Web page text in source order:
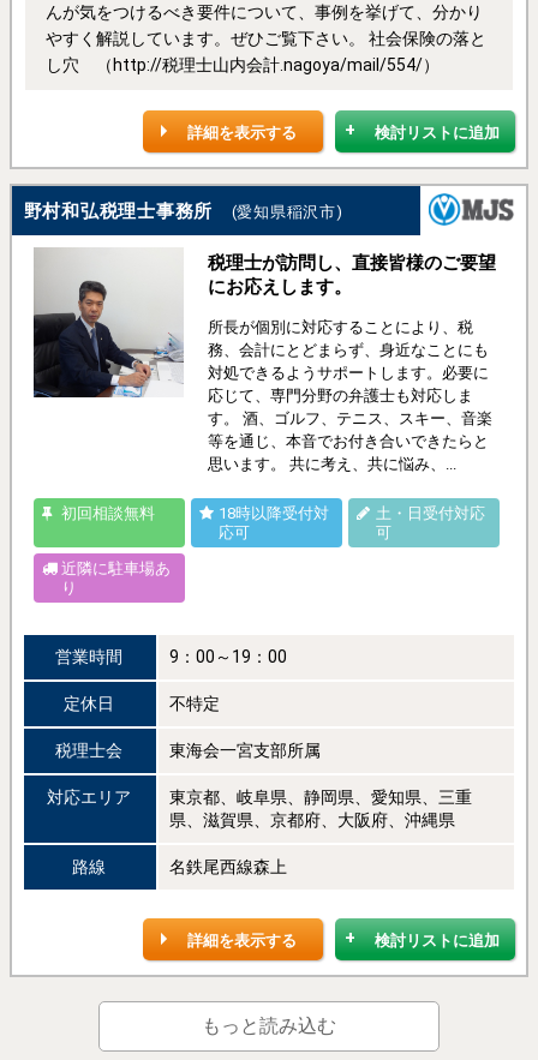
んが気をつけるべき要件について、事例を挙げて、分かり
やすく解説しています。ぜひご覧下さい。 社会保険の落と
し穴 （http://税理士山内会計.nagoya/mail/554/）
検討リストに追加
詳細を表示する
野村和弘税理士事務所 (愛知県稲沢市)
税理士が訪問し、直接皆様のご要望
にお応えします。
所長が個別に対応することにより、税
務、会計にとどまらず、身近なことにも
対処できるようサポートします。必要に
応じて、専門分野の弁護士も対応しま
す。 酒、ゴルフ、テニス、スキー、音楽
等を通じ、本音でお付き合いできたらと
思います。 共に考え、共に悩み、...
初回相談無料
18時以降受付対
応可
土・日受付対応
可
近隣に駐車場あ
り
営業時間 9：00～19：00
定休日 不特定
税理士会 東海会一宮支部所属
対応エリア
東京都、岐阜県、静岡県、愛知県、三重
県、滋賀県、京都府、大阪府、沖縄県
路線 名鉄尾西線森上
検討リストに追加
詳細を表示する
もっと読み込む